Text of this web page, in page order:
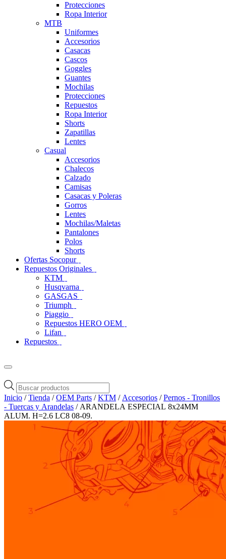
Protecciones
Ropa Interior
MTB
Uniformes
Accesorios
Casacas
Cascos
Goggles
Guantes
Mochilas
Protecciones
Repuestos
Ropa Interior
Shorts
Zapatillas
Lentes
Casual
Accesorios
Chalecos
Calzado
Camisas
Casacas y Poleras
Gorros
Lentes
Mochilas/Maletas
Pantalones
Polos
Shorts
Ofertas Socopur
Repuestos Originales
KTM
Husqvarna
GASGAS
Triumph
Piaggio
Repuestos HERO OEM
Lifan
Repuestos
Búsqueda
de
productos
Inicio /Tienda /OEM Parts /KTM / Accesorios /Pernos - Tronillos
- Tuercas y Arandelas / ARANDELA ESPECIAL 8x24MM
ALUM. H=2.6 LC8 08-09.